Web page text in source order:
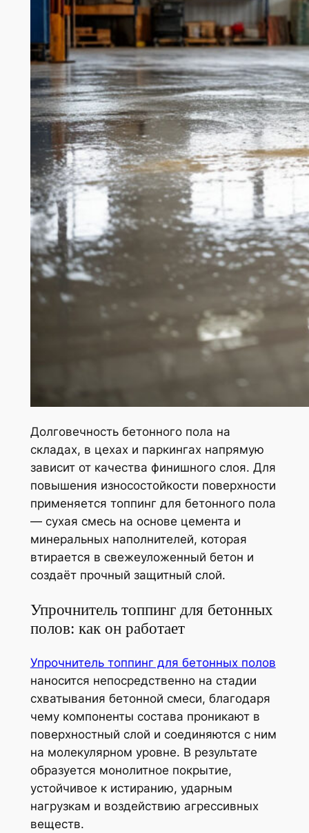
Долговечность бетонного пола на
складах, в цехах и паркингах напрямую
зависит от качества финишного слоя. Для
повышения износостойкости поверхности
применяется топпинг для бетонного пола
— сухая смесь на основе цемента и
минеральных наполнителей, которая
втирается в свежеуложенный бетон и
создаёт прочный защитный слой.
Упрочнитель топпинг для бетонных
полов: как он работает
Упрочнитель топпинг для бетонных полов
наносится непосредственно на стадии
схватывания бетонной смеси, благодаря
чему компоненты состава проникают в
поверхностный слой и соединяются с ним
на молекулярном уровне. В результате
образуется монолитное покрытие,
устойчивое к истиранию, ударным
нагрузкам и воздействию агрессивных
веществ.